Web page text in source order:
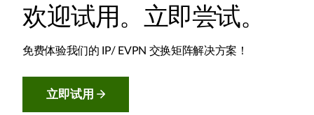
欢迎试用。立即尝试。
免费体验我们的 IP/ EVPN 交换矩阵解决方案！
立即试用